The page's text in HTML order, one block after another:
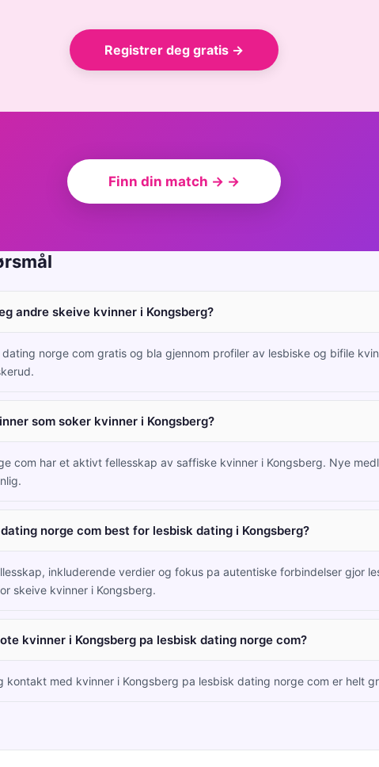
Registrer deg gratis →
Finn din match → →
andre skeive kvinner i Kongsberg?
dating norge com gratis og bla gjennom profiler av lesbiske og bifile
som soker kvinner i Kongsberg?
com har et aktivt fellesskap av saffiske kvinner i Kongsberg. Nye
norge com best for lesbisk dating i Kongsberg?
inkluderende verdier og fokus pa autentiske forbindelser gjor
skeive kvinner i Kongsberg.
kvinner i Kongsberg pa lesbisk dating norge com?
kontakt med kvinner i Kongsberg pa lesbisk dating norge com er helt